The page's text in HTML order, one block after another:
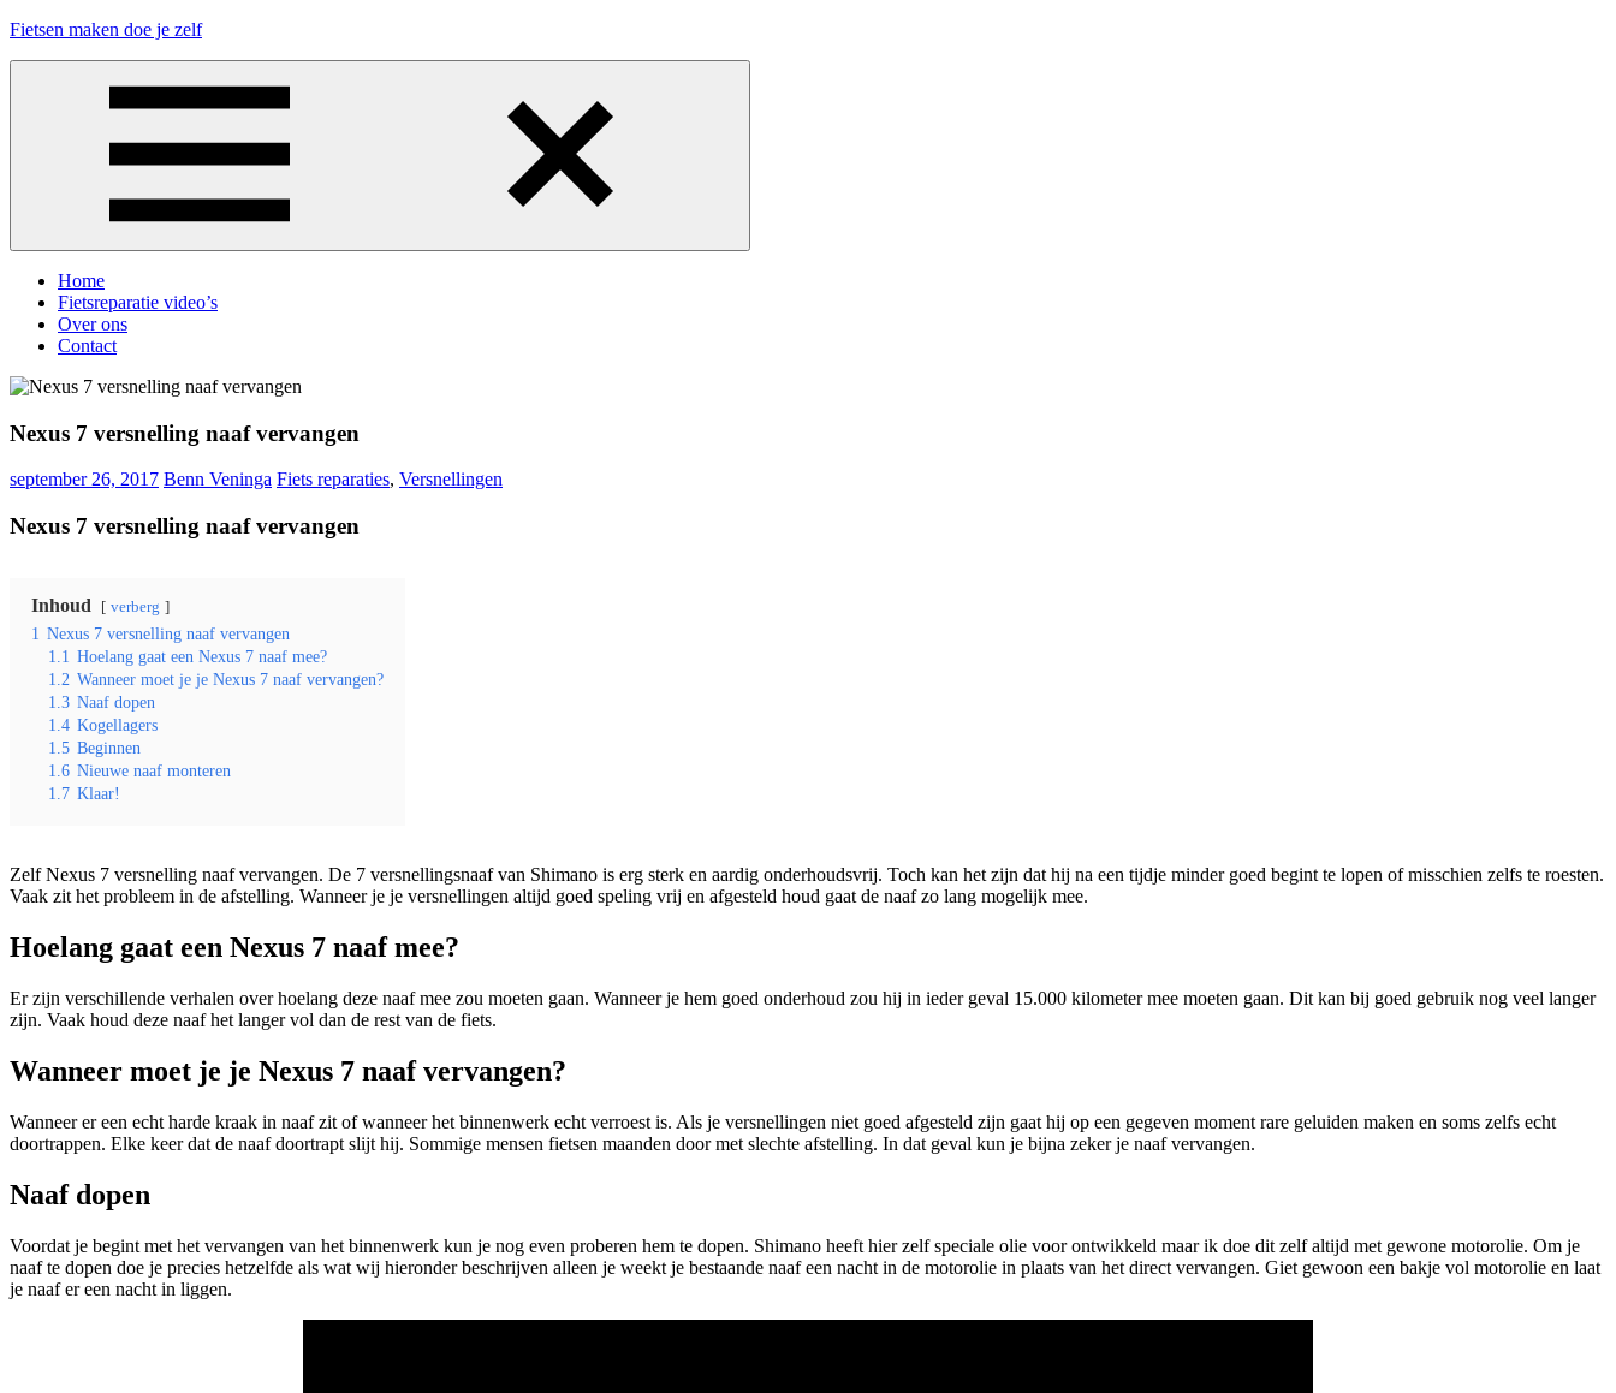
Ga
Fietsen maken doe je zelf
Menu
Home
Fietsreparatie video’s
Over ons
Contact
Nexus 7 versnelling naaf vervangen
september 26, 2017 Benn Veninga Fiets reparaties, Versnellingen
Nexus 7 versnelling naaf vervangen
Inhoud verberg
1 Nexus 7 versnelling naaf vervangen
1.1 Hoelang gaat een Nexus 7 naaf mee?
1.2 Wanneer moet je je Nexus 7 naaf vervangen?
1.3 Naaf dopen
1.4 Kogellagers
1.5 Beginnen
1.6 Nieuwe naaf monteren
1.7 Klaar!
Zelf Nexus 7 versnelling naaf vervangen. De 7 versnellingsnaaf van Shimano is erg sterk en aardig onderhoudsvrij. Toch kan het zijn dat hij na een tijdje minder goed begint te lopen of misschien zelfs te roesten.
Vaak zit het probleem in de afstelling. Wanneer je je versnellingen altijd goed speling vrij en afgesteld houd gaat de naaf zo lang mogelijk mee.
Hoelang gaat een Nexus 7 naaf mee?
Er zijn verschillende verhalen over hoelang deze naaf mee zou moeten gaan. Wanneer je hem goed onderhoud zou hij in ieder geval 15.000 kilometer mee moeten gaan. Dit kan bij goed gebruik nog veel langer
zijn. Vaak houd deze naaf het langer vol dan de rest van de fiets.
Wanneer moet je je Nexus 7 naaf vervangen?
Wanneer er een echt harde kraak in naaf zit of wanneer het binnenwerk echt verroest is. Als je versnellingen niet goed afgesteld zijn gaat hij op een gegeven moment rare geluiden maken en soms zelfs echt
doortrappen. Elke keer dat de naaf doortrapt slijt hij. Sommige mensen fietsen maanden door met slechte afstelling. In dat geval kun je bijna zeker je naaf vervangen.
Naaf dopen
Voordat je begint met het vervangen van het binnenwerk kun je nog even proberen hem te dopen. Shimano heeft hier zelf speciale olie voor ontwikkeld maar ik doe dit zelf altijd met gewone motorolie. Om je
naaf te dopen doe je precies hetzelfde als wat wij hieronder beschrijven alleen je weekt je bestaande naaf een nacht in de motorolie in plaats van het direct vervangen. Giet gewoon een bakje vol motorolie en laat
je naaf er een nacht in liggen.